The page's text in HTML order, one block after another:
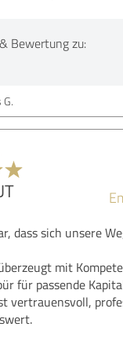
Bewertung zu:
dass sich unsere
mit
für passende
vertrauensvoll,